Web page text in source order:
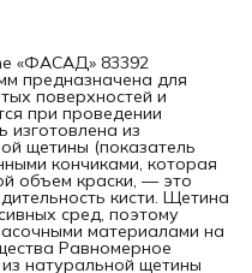
«ФАСАД» 83392
предназначена для
поверхностей и
при проведении
из
щетины (показатель
кончиками, которая
объем краски, — это
кисти. Щетина
сред, поэтому
материалами на
Равномерное
натуральной щетины